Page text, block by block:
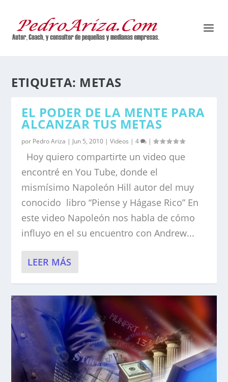
ETIQUETA: METAS
EL PODER DE LA MENTE PARA
ALCANZAR TUS METAS
por Pedro Ariza | Jun 5, 2010 |Videos |4 |
Hoy quiero compartirte un video que
encontré en You Tube, donde el
mismísimo Napoleón Hill autor del muy
conocido libro “Piense y Hágase Rico” En
este video Napoleón nos habla de cómo
influyo en el su encuentro con Andrew...
LEER MÁS